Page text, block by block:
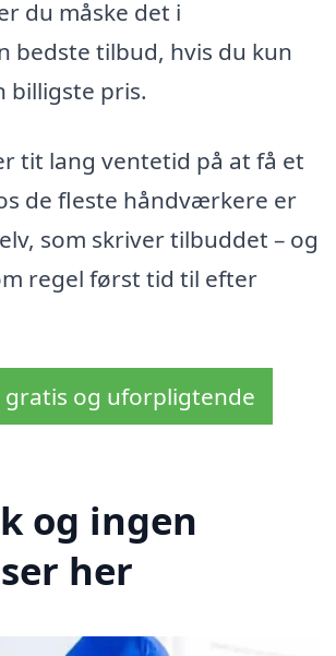
du måske det i
bedste tilbud, hvis du kun
billigste pris.
tit lang ventetid på at få et
de fleste håndværkere er
som skriver tilbuddet – og
regel først tid til efter
gratis og uforpligtende
og ingen
her